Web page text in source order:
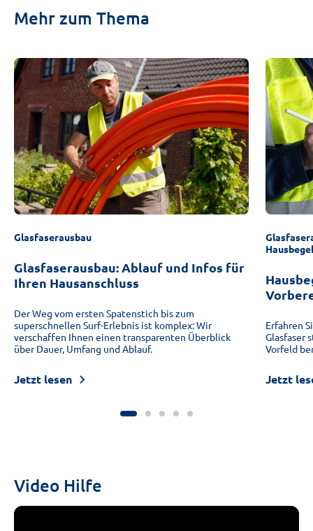
Mehr zum Thema
Glasfaserausbau
Glasfaserausbau: Ablauf und Infos für
Ihren Hausanschluss
Der Weg vom ersten Spatenstich bis zum
superschnellen Surf-Erlebnis ist komplex: Wir
verschaffen Ihnen einen transparenten Überblick
über Dauer, Umfang und Ablauf.
Jetzt lesen
Erfahren
Glasfaser
Vorfeld
Jetzt
Video Hilfe